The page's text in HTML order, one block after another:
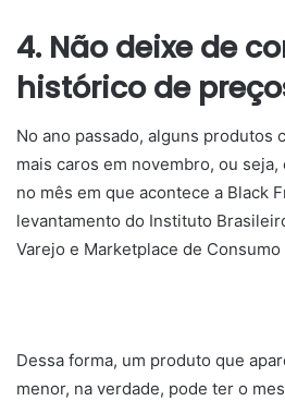
4. Não deixe de
histórico de
No ano passado, alguns produtos
mais caros em novembro, ou
no mês em que acontece a Black
levantamento do Instituto
Varejo e Marketplace de Consumo
Dessa forma, um produto que
menor, na verdade, pode ter o